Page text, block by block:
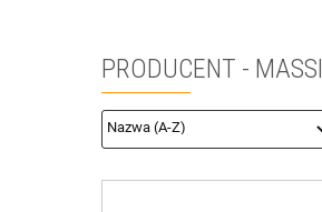
PRODUCENT - MASSI